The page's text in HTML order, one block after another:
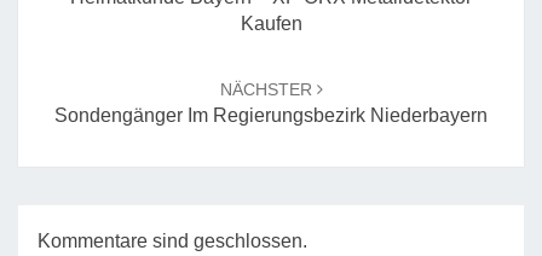
Kaufen
NÄCHSTER
Sondengänger Im Regierungsbezirk Niederbayern
Kommentare sind geschlossen.